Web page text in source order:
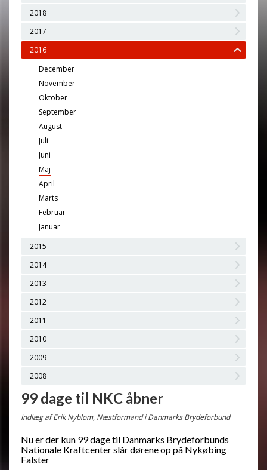
2018
2017
2016
December
November
Oktober
September
August
Juli
Juni
Maj
April
Marts
Februar
Januar
2015
2014
2013
2012
2011
2010
2009
2008
99 dage til NKC åbner
Indlæg af Erik Nyblom, Næstformand i Danmarks Brydeforbund
Nu er der kun 99 dage til Danmarks Brydeforbunds
Nationale Kraftcenter slår dørene op på Nykøbing
Falster